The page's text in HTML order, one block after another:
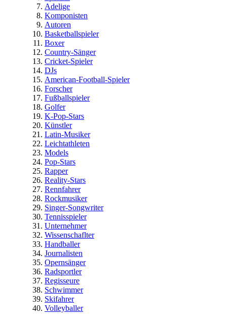
Adelige
Komponisten
Autoren
Basketballspieler
Boxer
Country-Sänger
Cricket-Spieler
DJs
American-Football-Spieler
Forscher
Fußballspieler
Golfer
K-Pop-Stars
Künstler
Latin-Musiker
Leichtathleten
Models
Pop-Stars
Rapper
Reality-Stars
Rennfahrer
Rockmusiker
Singer-Songwriter
Tennisspieler
Unternehmer
Wissenschaflter
Handballer
Journalisten
Opernsänger
Radsportler
Regisseure
Schwimmer
Skifahrer
Volleyballer